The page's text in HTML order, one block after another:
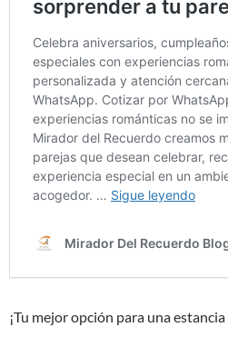
¡Tu mejor opción para una